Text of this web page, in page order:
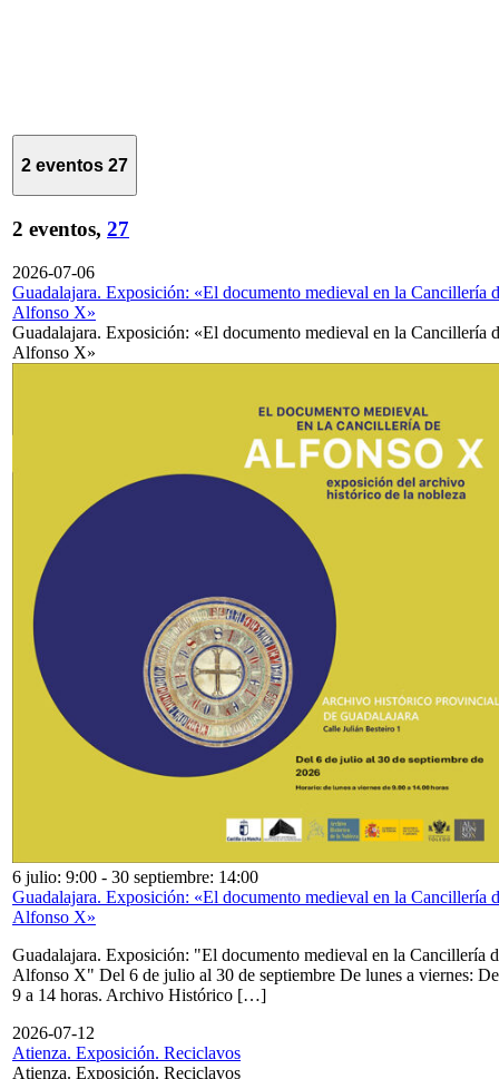
2 eventos 27
2 eventos, 27
2026-07-06
Guadalajara. Exposición: «El documento medieval en la Cancillería
Alfonso X»
Guadalajara. Exposición: «El documento medieval en la Cancillería
Alfonso X»
6 julio: 9:00 - 30 septiembre: 14:00
Guadalajara. Exposición: «El documento medieval en la Cancillería
Alfonso X»
Guadalajara. Exposición: "El documento medieval en la Cancillería
Alfonso X" Del 6 de julio al 30 de septiembre De lunes a viernes: De
9 a 14 horas. Archivo Histórico […]
2026-07-12
Atienza. Exposición. Reciclavos
Atienza. Exposición. Reciclavos